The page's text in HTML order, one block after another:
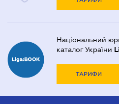
Національний
каталог України
ТАРИФИ